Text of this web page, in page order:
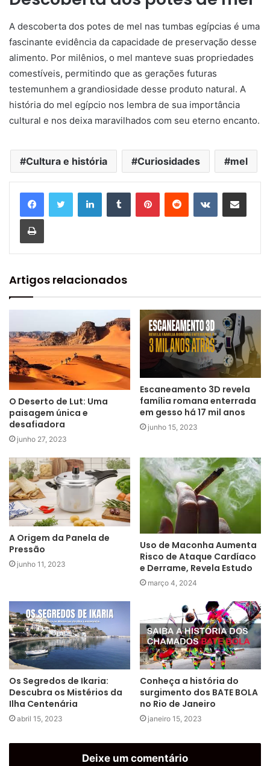
A descoberta dos potes de mel nas tumbas egípcias é uma
fascinante evidência da capacidade de preservação desse
alimento. Por milênios, o mel manteve suas propriedades
comestíveis, permitindo que as gerações futuras
testemunhem a grandiosidade desse produto natural. A
história do mel egípcio nos lembra de sua importância
cultural e nos deixa maravilhados com seu eterno encanto.
Cultura e história Curiosidades mel
Artigos relacionados
O Deserto de Lut: Uma
paisagem única e
desafiadora
junho 27, 2023
Escaneamento 3D revela
família romana enterrada
em gesso há 17 mil anos
junho 15, 2023
A Origem da Panela de
Pressão
junho 11, 2023
Uso de Maconha Aumenta
Risco de Ataque Cardíaco
e Derrame, Revela Estudo
março 4, 2024
Os Segredos de Ikaria:
Descubra os Mistérios da
Ilha Centenária
abril 15, 2023
Conheça a história do
surgimento dos BATE BOLA
no Rio de Janeiro
janeiro 15, 2023
Deixe um comentário